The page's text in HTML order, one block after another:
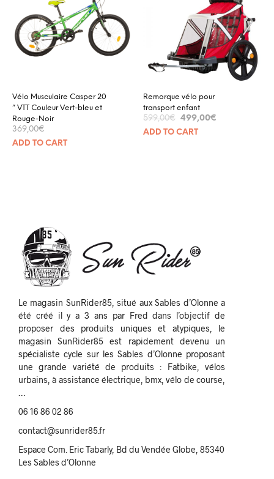
Vélo Musculaire Casper 20
” VTT Couleur Vert-bleu et
Rouge-Noir
369,00€
ADD TO CART
Remorque vélo pour
transport enfant
599,00€ 499,00€
ADD TO CART
Le magasin SunRider85, situé aux Sables d’Olonne a
été créé il y a 3 ans par Fred dans l’objectif de
proposer des produits uniques et atypiques, le
magasin SunRider85 est rapidement devenu un
spécialiste cycle sur les Sables d’Olonne proposant
une grande variété de produits : Fatbike, vélos
urbains, à assistance électrique, bmx, vélo de course,
06 16 86 02 86
contact@sunrider85.fr
Espace Com. Eric Tabarly, Bd du Vendée Globe, 85340
Les Sables d’Olonne